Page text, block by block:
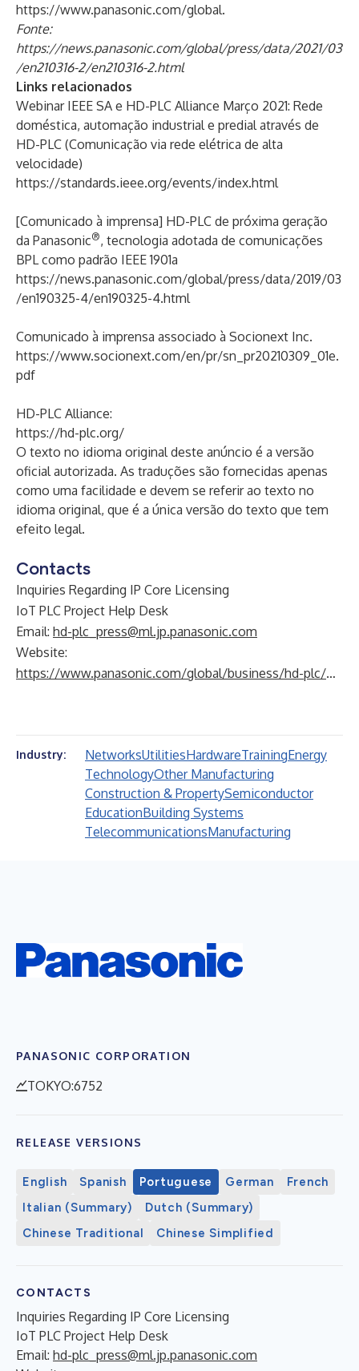
https://www.panasonic.com/global.
Fonte:
https://news.panasonic.com/global/press/data/2021/03
/en210316-2/en210316-2.html
Links relacionados
Webinar IEEE SA e HD-PLC Alliance Março 2021: Rede
doméstica, automação industrial e predial através de
HD-PLC (Comunicação via rede elétrica de alta
velocidade)
https://standards.ieee.org/events/index.html
[Comunicado à imprensa] HD-PLC de próxima geração
da Panasonic®, tecnologia adotada de comunicações
BPL como padrão IEEE 1901a
https://news.panasonic.com/global/press/data/2019/03
/en190325-4/en190325-4.html
Comunicado à imprensa associado à Socionext Inc.
https://www.socionext.com/en/pr/sn_pr20210309_01e.
pdf
HD-PLC Alliance:
https://hd-plc.org/
O texto no idioma original deste anúncio é a versão
oficial autorizada. As traduções são fornecidas apenas
como uma facilidade e devem se referir ao texto no
idioma original, que é a única versão do texto que tem
efeito legal.
Contacts
Inquiries Regarding IP Core Licensing
IoT PLC Project Help Desk
Email: hd-plc_press@ml.jp.panasonic.com
Website:
https://www.panasonic.com/global/business/hd-plc/en.html
Industry: NetworksUtilitiesHardwareTrainingEnergy
TechnologyOther Manufacturing
Construction & PropertySemiconductor
EducationBuilding Systems
TelecommunicationsManufacturing
PANASONIC CORPORATION
TOKYO:6752
RELEASE VERSIONS
English Spanish Portuguese German
French
Italian (Summary)
Dutch (Summary)
Chinese Traditional
Chinese Simplified
CONTACTS
Inquiries Regarding IP Core Licensing
IoT PLC Project Help Desk
Email: hd-plc_press@ml.jp.panasonic.com